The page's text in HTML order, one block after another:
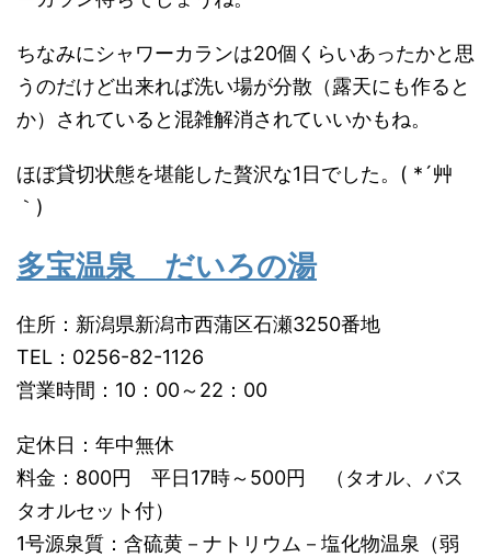
ちなみにシャワーカランは20個くらいあったかと思
うのだけど出来れば洗い場が分散（露天にも作ると
か）されていると混雑解消されていいかもね。
ほぼ貸切状態を堪能した贅沢な1日でした。( *´艸
｀)
多宝温泉 だいろの湯
住所： 新潟県新潟市西蒲区石瀬3250番地
TEL：0256-82-1126
営業時間：10：00～22：00
定休日：年中無休
料金：800円 平日17時～500円 （タオル、バス
タオルセット付）
1号源泉質：含硫黄－ナトリウム－塩化物温泉（弱